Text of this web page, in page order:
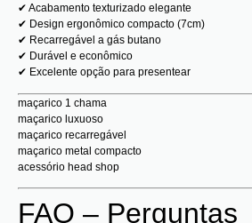
✔ Acabamento texturizado elegante
✔ Design ergonômico compacto (7cm)
✔ Recarregável a gás butano
✔ Durável e econômico
✔ Excelente opção para presentear
maçarico 1 chama
maçarico luxuoso
maçarico recarregável
maçarico metal compacto
acessório head shop
FAQ – Perguntas